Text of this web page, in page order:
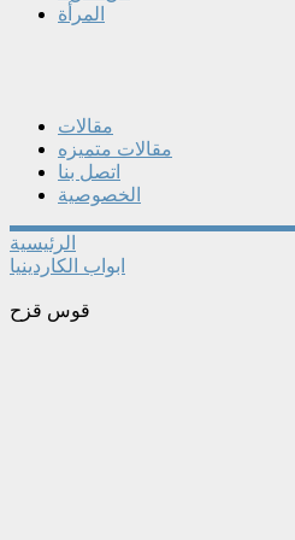
المرأة
مقالات
مقالات متميزه
اتصل بنا
الخصوصية
الرئيسية
ابواب الكاردينيا
قوس قزح